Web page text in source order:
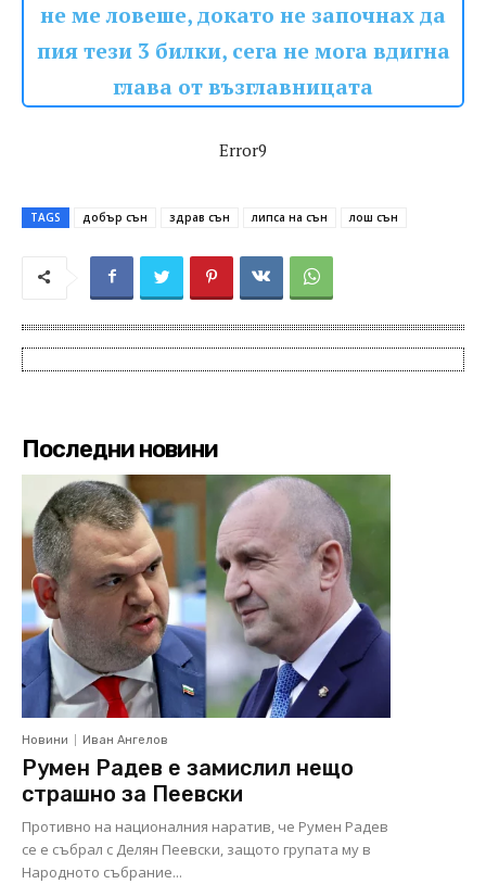
не ме ловеше, докато не започнах да
пия тези 3 билки, сега не мога вдигна
глава от възглавницата
Error9
TAGS добър сън здрав сън липса на сън лош сън
Последни новини
Новини Иван Ангелов
Румен Радев е замислил нещо
страшно за Пеевски
Противно на националния наратив, че Румен Радев
се е събрал с Делян Пеевски, защото групата му в
Народното събрание...